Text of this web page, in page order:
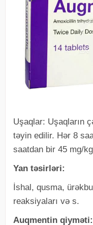
Uşaqlar: Uşaqların
təyin edilir. Hər 8
saatdan bir 45 mg/
Yan təsirləri:
İshal, qusma,
reaksiyaları və s.
Auqmentin qiyməti: